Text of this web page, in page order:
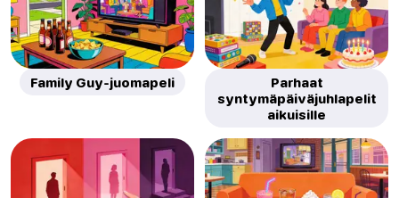
Family Guy-juomapeli
Parhaat
syntymäpäiväjuhlapelit
aikuisille